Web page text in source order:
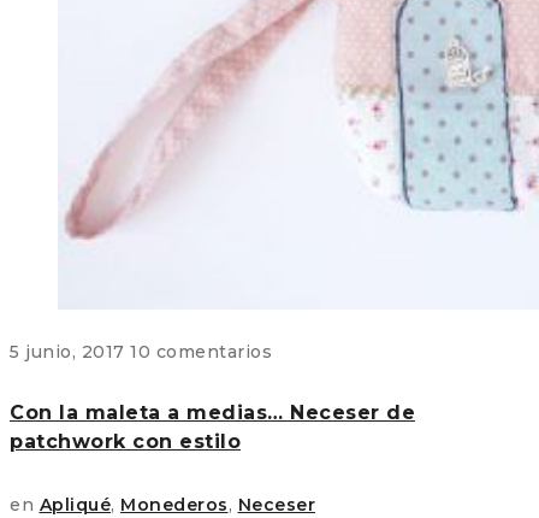
5 junio, 2017 10 comentarios
Con la maleta a medias… Neceser de
patchwork con estilo
en Apliqué, Monederos, Neceser